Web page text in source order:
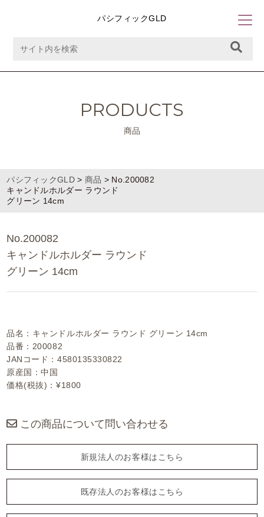
パシフィックGLD
PRODUCTS
商品
パシフィックGLD> 商品 > No.200082
キャンドルホルダー ラウンド
グリーン 14cm
No.200082
キャンドルホルダー ラウンド
グリーン 14cm
品名：キャンドルホルダー ラウンド グリーン 14cm
品番：200082
JANコード：4580135330822
原産国：中国
価格(税抜)：¥1800
この商品について問い合わせる
新規法人のお客様はこちら
既存法人のお客様はこちら